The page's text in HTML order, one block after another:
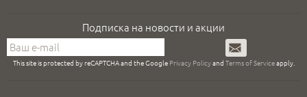
Подписка на новости и акции
Подписаться
This site is protected by reCAPTCHA and the Google Privacy Policyand Terms of Serviceapply.